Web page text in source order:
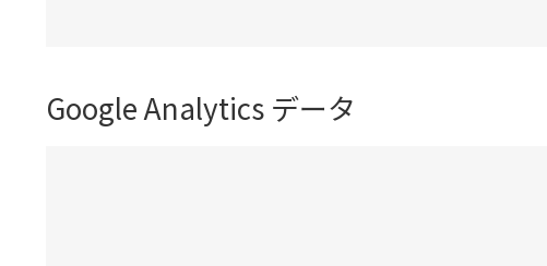
Google Analytics データ